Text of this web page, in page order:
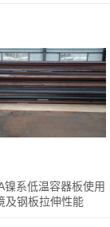
镍系低温容器板使用
及钢板拉伸性能